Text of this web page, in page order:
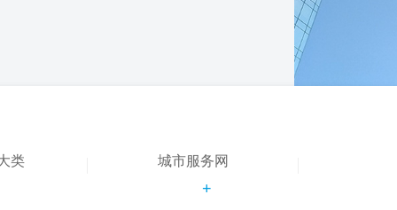
类 城市服务网
+